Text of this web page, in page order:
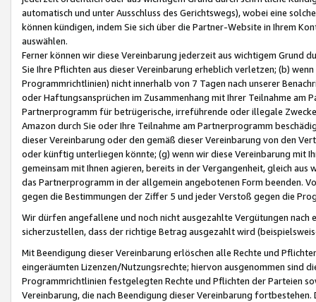
automatisch und unter Ausschluss des Gerichtswegs), wobei eine
können kündigen, indem Sie sich über die Partner-Website in Ihrem
auswählen.
Ferner können wir diese Vereinbarung jederzeit aus wichtigem Grund
Sie Ihre Pflichten aus dieser Vereinbarung erheblich verletzen; (b)
Programmrichtlinien) nicht innerhalb von 7 Tagen nach unserer
oder Haftungsansprüchen im Zusammenhang mit Ihrer Teilnahme am
Partnerprogramm für betrügerische, irreführende oder illegale
Amazon durch Sie oder Ihre Teilnahme am Partnerprogramm
dieser Vereinbarung oder den gemäß dieser Vereinbarung von den
oder künftig unterliegen könnte; (g) wenn wir diese Vereinbarung mit
gemeinsam mit Ihnen agieren, bereits in der Vergangenheit, gleich
das Partnerprogramm in der allgemein angebotenen Form beenden.
gegen die Bestimmungen der Ziffer 5 und jeder Verstoß gegen die
Wir dürfen angefallene und noch nicht ausgezahlte Vergütungen
sicherzustellen, dass der richtige Betrag ausgezahlt wird
Mit Beendigung dieser Vereinbarung erlöschen alle Rechte und
eingeräumten Lizenzen/Nutzungsrechte; hiervon ausgenommen sind
Programmrichtlinien festgelegten Rechte und Pflichten der Parteien
Vereinbarung, die nach Beendigung dieser Vereinbarung